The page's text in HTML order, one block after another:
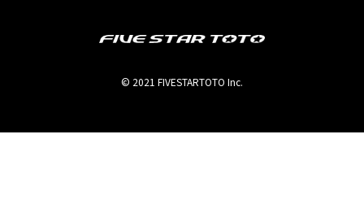
© 2021 FIVESTARTOTO Inc.